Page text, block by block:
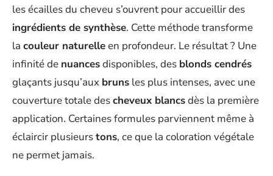
les écailles du cheveu s’ouvrent pour accueillir des
ingrédients de synthèse. Cette méthode transforme
la couleur naturelleen profondeur. Le résultat ? Une
infinité de nuancesdisponibles, des blonds cendrés
glaçants jusqu’aux bruns les plus intenses, avec une
couverture totale descheveux blancsdès la première
application. Certaines formules parviennent même à
éclaircir plusieurstons, ce que la coloration végétale
ne permet jamais.